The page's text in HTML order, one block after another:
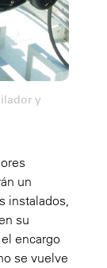
y
un
instalados,
su
encargo
se vuelve